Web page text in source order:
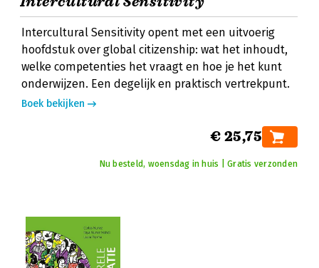
Intercultural Sensitivity opent met een uitvoerig
hoofdstuk over global citizenship: wat het inhoudt,
welke competenties het vraagt en hoe je het kunt
onderwijzen. Een degelijk en praktisch vertrekpunt.
Boek bekijken
€ 25,75
Nu besteld, woensdag in huis | Gratis verzonden